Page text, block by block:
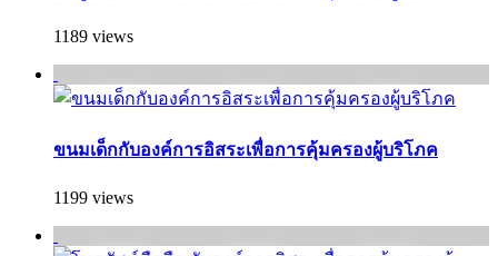
1189 views
ขนมเด็กกับองค์การอิสระเพื่อการคุ้มครองผู้บริโภค
1199 views